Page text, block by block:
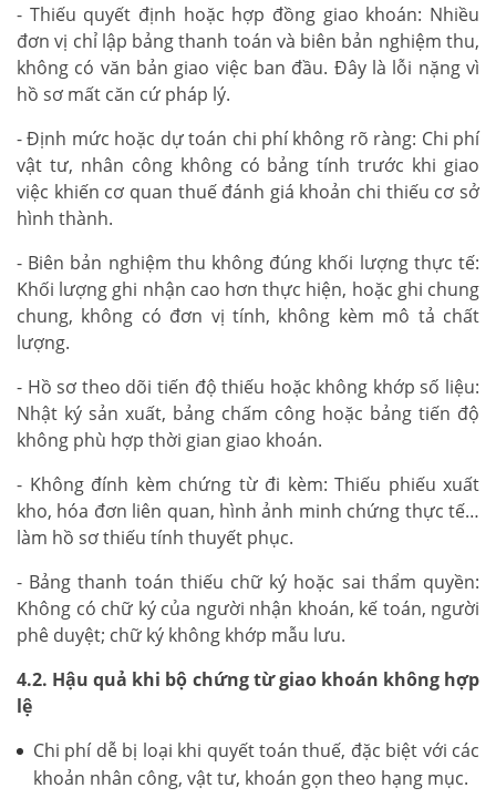
- Thiếu quyết định hoặc hợp đồng giao khoán: Nhiều
đơn vị chỉ lập bảng thanh toán và biên bản nghiệm thu,
không có văn bản giao việc ban đầu. Đây là lỗi nặng vì
hồ sơ mất căn cứ pháp lý.
- Định mức hoặc dự toán chi phí không rõ ràng: Chi phí
vật tư, nhân công không có bảng tính trước khi giao
việc khiến cơ quan thuế đánh giá khoản chi thiếu cơ sở
hình thành.
- Biên bản nghiệm thu không đúng khối lượng thực tế:
Khối lượng ghi nhận cao hơn thực hiện, hoặc ghi chung
chung, không có đơn vị tính, không kèm mô tả chất
lượng.
- Hồ sơ theo dõi tiến độ thiếu hoặc không khớp số liệu:
Nhật ký sản xuất, bảng chấm công hoặc bảng tiến độ
không phù hợp thời gian giao khoán.
- Không đính kèm chứng từ đi kèm: Thiếu phiếu xuất
kho, hóa đơn liên quan, hình ảnh minh chứng thực tế…
làm hồ sơ thiếu tính thuyết phục.
- Bảng thanh toán thiếu chữ ký hoặc sai thẩm quyền:
Không có chữ ký của người nhận khoán, kế toán, người
phê duyệt; chữ ký không khớp mẫu lưu.
4.2. Hậu quả khi bộ chứng từ giao khoán không hợp
lệ
Chi phí dễ bị loại khi quyết toán thuế, đặc biệt với các
khoản nhân công, vật tư, khoán gọn theo hạng mục.